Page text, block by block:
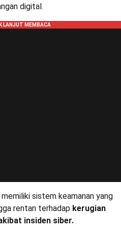
digital.
sistem keamanan yang
rentan terhadap kerugian
insiden siber.